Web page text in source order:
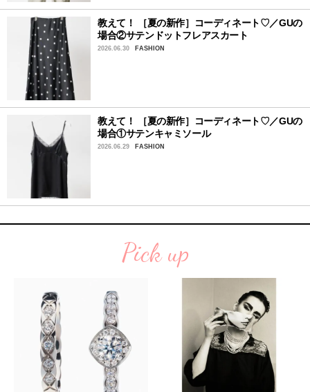
教えて！ ［夏の新作］コーディネート♡／GUの
場合②サテンドットフレアスカート
2026.06.30 FASHION
教えて！ ［夏の新作］コーディネート♡／GUの
場合①サテンキャミソール
2026.06.29 FASHION
Pick up